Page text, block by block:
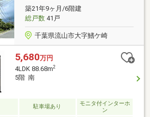
築21年9ヶ月/6階建
総戸数41戸
千葉県流山市大字鰭ケ崎
5,680万円
4LDK 88.68m2
5階 南
駐車場あり
モニタ付インターホ
ン